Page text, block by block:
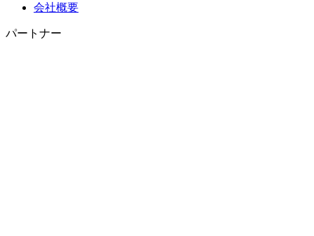
会社概要
パートナー